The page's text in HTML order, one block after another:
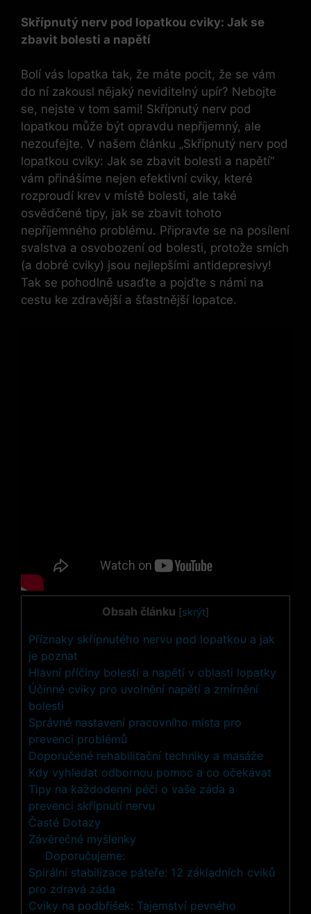
Skřípnutý nerv pod lopatkou cviky: Jak se
zbavit bolesti a napětí
Bolí vás lopatka tak, že máte pocit, že se vám
do ní zakousl nějaký neviditelný upír? Nebojte
se, nejste v tom sami! Skřípnutý nerv pod
lopatkou může být opravdu nepříjemný, ale
nezoufejte. V našem článku „Skřípnutý nerv pod
lopatkou cviky: Jak se zbavit bolesti a napětí“
vám přinášíme nejen efektivní cviky, které
rozproudí krev v místě bolesti, ale také
osvědčené tipy, jak se zbavit tohoto
nepříjemného problému. Připravte se na posílení
svalstva a osvobození od bolesti, protože smích
(a dobré cviky) jsou nejlepšími antidepresivy!
Tak se pohodlně usaďte a pojďte s námi na
cestu ke zdravější a šťastnější lopatce.
Obsah článku [skrýt]
Příznaky skřípnutého nervu pod lopatkou a jak
je poznat
Hlavní příčiny bolesti a napětí v oblasti lopatky
Účinné cviky pro uvolnění napětí a zmírnění
bolesti
Správné nastavení pracovního místa pro
prevenci problémů
Doporučené rehabilitační techniky a masáže
Kdy vyhledat odbornou pomoc a co očekávat
Tipy na každodenní péči o vaše záda a
prevenci skřípnutí nervu
Časté Dotazy
Závěrečné myšlenky
Doporučujeme:
Spirální stabilizace páteře: 12 základních cviků
pro zdravá záda
Cviky na podbřišek: Tajemství pevného